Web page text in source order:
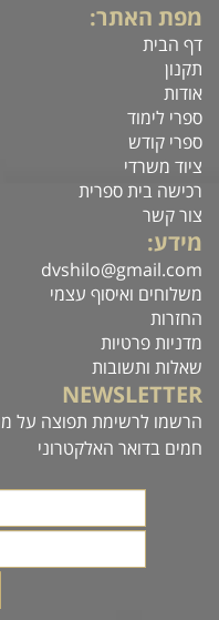
מפת האתר:
דף הבית
תקנון
אודות
ספרי לימוד
ספרי קודש
ציוד משרדי
רכישה בית ספרית
צור קשר
מידע:
dvshilo@gmail.com
משלוחים ואיסוף עצמי
החזרות
מדניות פרטיות
שאלות ותשובות
NEWSLETTER
הרשמו לרשימת תפוצה על
חמים בדואר האלקטרוני